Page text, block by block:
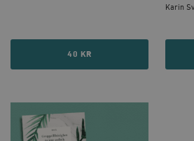
40 KR
Karin
och kontohantering. Webbplatsen
Namn